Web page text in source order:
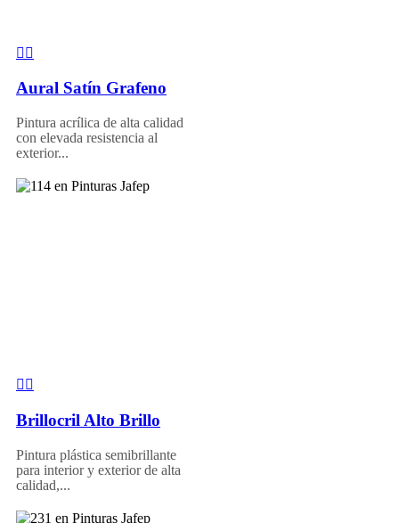
Aural Satín Grafeno
Pintura acrílica de alta calidad
con elevada resistencia al
exterior...
Brillocril Alto Brillo
Pintura plástica semibrillante
para interior y exterior de alta
calidad,...